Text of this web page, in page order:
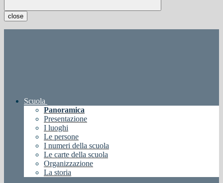
close
Scuola
Panoramica
Presentazione
I luoghi
Le persone
I numeri della scuola
Le carte della scuola
Organizzazione
La storia